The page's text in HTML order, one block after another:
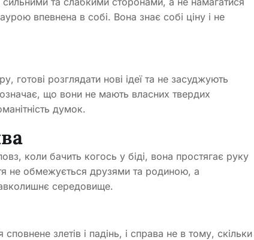
впевнена в собі. Вона знає собі ціну і не
готові розглядати нові ідеї та не засуджують
що вони не мають власних твердих
думок.
коли бачить когось у біді, вона простягає руку
не обмежується друзями та родиною, а
середовище.
злетів і падінь, і справа не в тому, скільки